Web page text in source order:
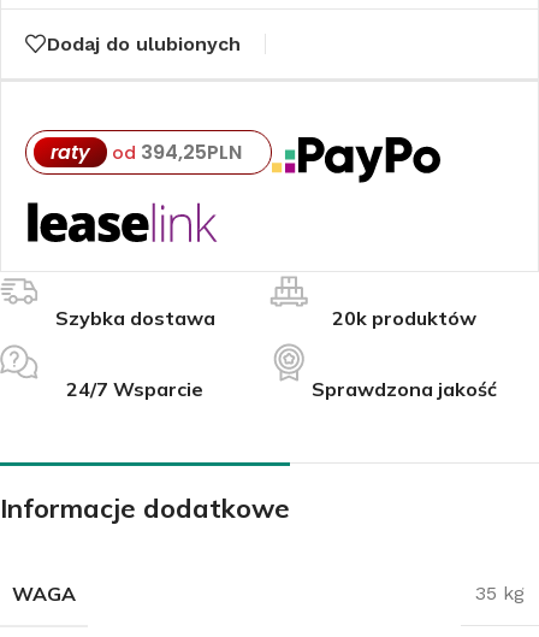
Dodaj do ulubionych
raty od 394,25PLN
Szybka dostawa 20k produktów
24/7 Wsparcie Sprawdzona jakość
Informacje dodatkowe
WAGA 35 kg